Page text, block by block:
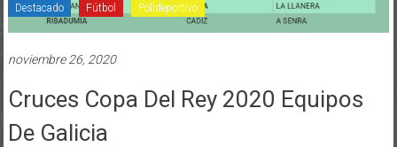
Destacado Fútbol Polideportivo
noviembre 26, 2020
Cruces Copa Del Rey 2020 Equipos
De Galicia